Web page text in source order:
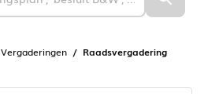
Vergaderingen Raadsvergadering